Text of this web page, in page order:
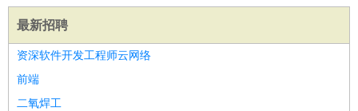
最新招聘
资深软件开发工程师云网络
前端
二氧焊工